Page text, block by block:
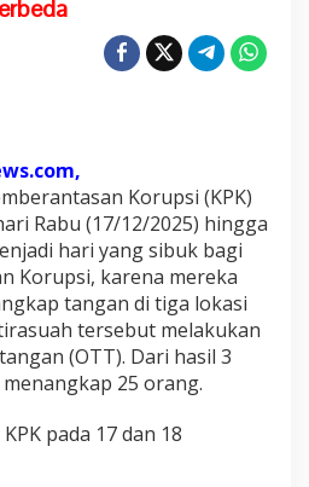
Korupsi (KPK)
Rabu (17/12/2025) hingga
hari yang sibuk bagi
Korupsi, karena mereka
tangan di tiga lokasi
tersebut melakukan
(OTT). Dari hasil 3
25 orang.
pada 17 dan 18